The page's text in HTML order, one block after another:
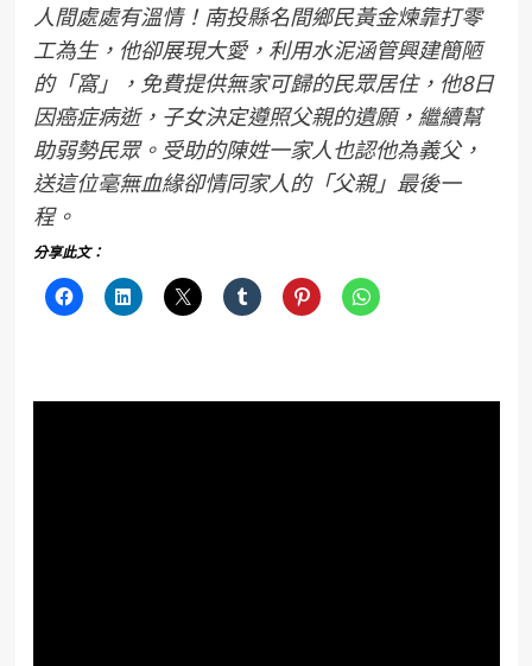
人間處處有溫情！南投縣名間鄉民黃金煉靠打零
工為生，他卻展現大愛，利用水泥涵管興建簡陋
的「窩」，免費提供無家可歸的民眾居住，他8日
因癌症病逝，子女決定遵照父親的遺願，繼續幫
助弱勢民眾。受助的陳姓一家人也認他為義父，
送這位毫無血緣卻情同家人的「父親」最後一
程。
分享此文：